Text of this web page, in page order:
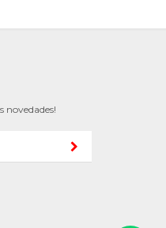
novedades!